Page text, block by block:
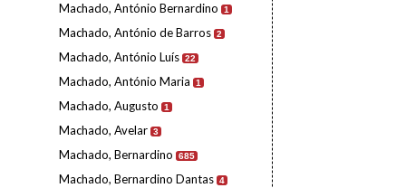
Machado, António Bernardino 1
Machado, António de Barros 2
Machado, António Luís 22
Machado, António Maria 1
Machado, Augusto 1
Machado, Avelar 3
Machado, Bernardino 685
Machado, Bernardino Dantas 4